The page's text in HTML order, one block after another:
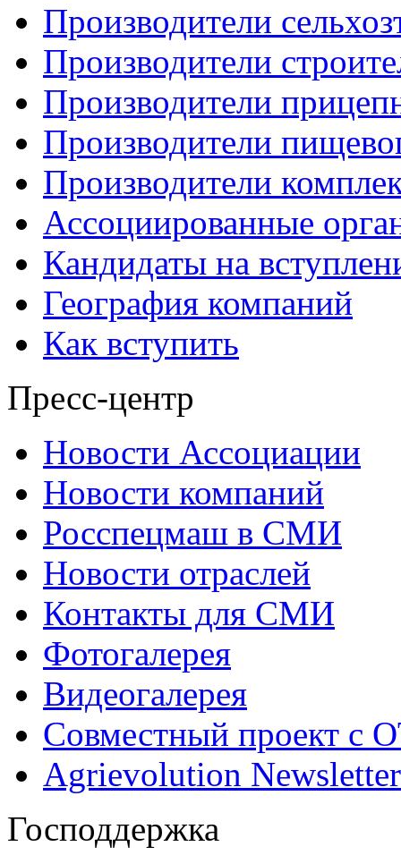
Производители
Производители
Производители
Производители
Производители
Ассоциированные
Кандидаты на
География компаний
Как вступить
Пресс-центр
Новости Ассоциации
Новости компаний
Росспецмаш в СМИ
Новости отраслей
Контакты для СМИ
Фотогалерея
Видеогалерея
Совместный проект с
Agrievolution Newsletter
Господдержка